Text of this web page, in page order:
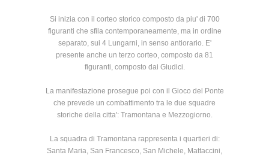
Si inizia con il corteo storico composto da piu' di 700
figuranti che sfila contemporaneamente, ma in ordine
separato, sui 4 Lungarni, in senso antiorario. E'
presente anche un terzo corteo, composto da 81
figuranti, composto dai Giudici.
La manifestazione prosegue poi con il Gioco del Ponte
che prevede un combattimento tra le due squadre
storiche della citta': Tramontana e Mezzogiorno.
La squadra di Tramontana rappresenta i quartieri di:
Santa Maria, San Francesco, San Michele, Mattaccini,